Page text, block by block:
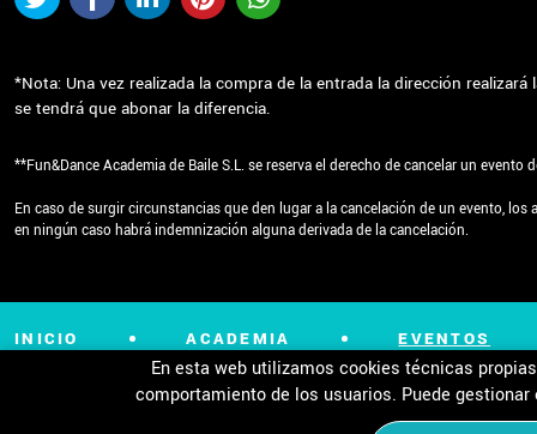
*Nota: Una vez realizada la compra de la entrada la dirección
se tendrá que abonar la diferencia.
**Fun&Dance Academia de Baile S.L. se reserva el derecho de cancelar un
En caso de surgir circunstancias que den lugar a la cancelación de un evento,
en ningún caso habrá indemnización alguna derivada de la cancelación.
En esta web utilizamos cookies técnicas
comportamiento de los usuarios. Puede
INICIO ACADEMIA EVENTOS
Política de Privacidad de Datos